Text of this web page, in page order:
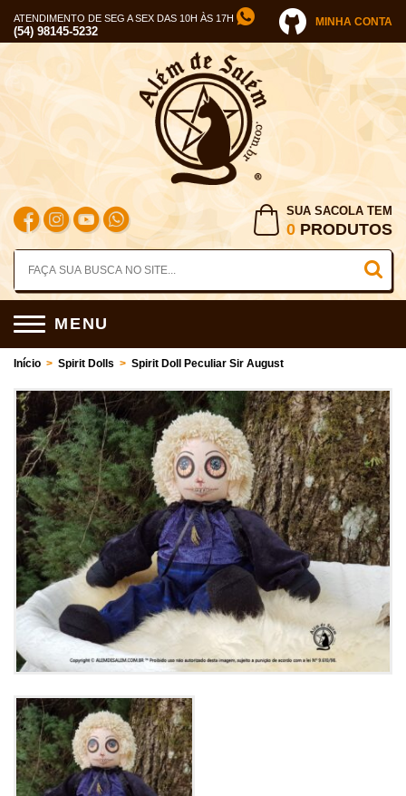
ATENDIMENTO DE SEG A SEX DAS 10H ÀS 17H
(54) 98145-5232
MINHA CONTA
SUA SACOLA TEM
0 PRODUTOS
MENU
Início > Spirit Dolls > Spirit Doll Peculiar Sir August